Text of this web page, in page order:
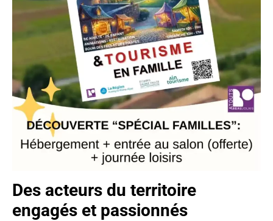
Des acteurs du territoire
engagés et passionnés